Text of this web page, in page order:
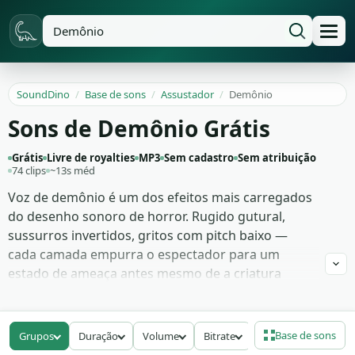
SoundDino / Base de sons / Assustador / Demônio
Sons de Demônio Grátis
Grátis Livre de royalties MP3 Sem cadastro Sem atribuição
74 clips ~13s méd
Voz de demônio é um dos efeitos mais carregados
do desenho sonoro de horror. Rugido gutural,
sussurros invertidos, gritos com pitch baixo —
cada camada empurra o espectador para um
estado de ameaça antes mesmo de a criatura
indie de terror e trailers de fantasia sombria
dependem disso para vender o sobrenatural sem
mostrar tudo.
Grupos Duração Volume Bitrate Base de sons